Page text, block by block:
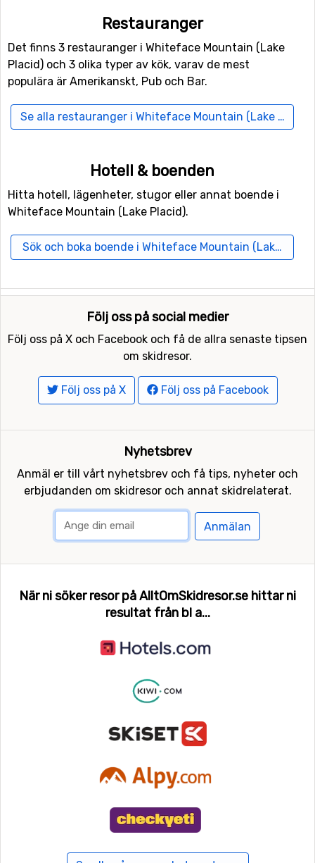
Flygplatser nära Whiteface Mountain (Lake
Placid)
Vill man flyga till Whiteface Mountain (Lake Placid) så
ligger flygplatsenBurlington International Airport
Det går även att flyga till Montréal-Pierre Elliott Trudeau
International Airport, Montreal. Från denna flygplats är
det 124 kilometer till Whiteface Mountain (Lake Placid).
Skidorter i närheten av Whiteface Mountain
(Lake Placid)
bland annatMad River Glen(77 kilometers avstånd),
(88 kilometers avstånd) ochSmugglers Notch
(89 kilometers avstånd).
Restauranger
Det finns 3 restauranger i Whiteface Mountain (Lake
Placid) och 3 olika typer av kök, varav de mest
populära är Amerikanskt, Pub och Bar.
Se alla restauranger i Whiteface Mountain (Lake Placid)
Hotell & boenden
Hitta hotell, lägenheter, stugor eller annat boende i
Whiteface Mountain (Lake Placid).
Sök och boka boende i Whiteface Mountain (Lake
Följ oss på social medier
Följ oss på X och Facebook och få de allra senaste tipsen
om skidresor.
Följ oss på X Följ oss på Facebook
Nyhetsbrev
Anmäl er till vårt nyhetsbrev och få tips, nyheter och
erbjudanden om skidresor och annat skidrelaterat.
Anmälan
När ni söker resor på AlltOmSkidresor.se hittar ni
resultat från bl a...